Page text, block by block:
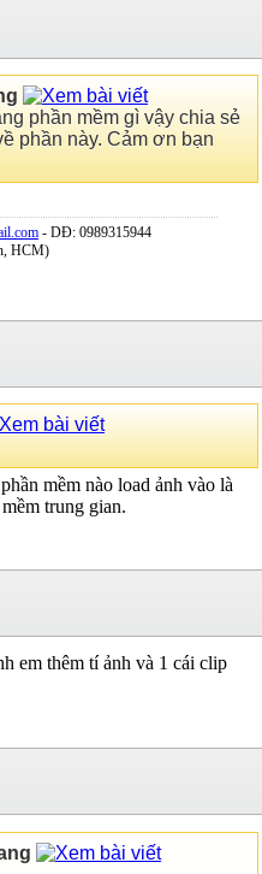
phần mềm gì vậy chia sẻ
phần này. Cảm ơn bạn
- DĐ: 0989315944
HCM)
mềm nào load ảnh vào là
trung gian.
em thêm tí ảnh và 1 cái clip